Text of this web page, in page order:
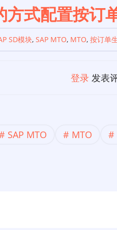
方式配置按订
SD模块, SAP MTO, MTO, 按订单
登录 发表
SAP MTO MTO